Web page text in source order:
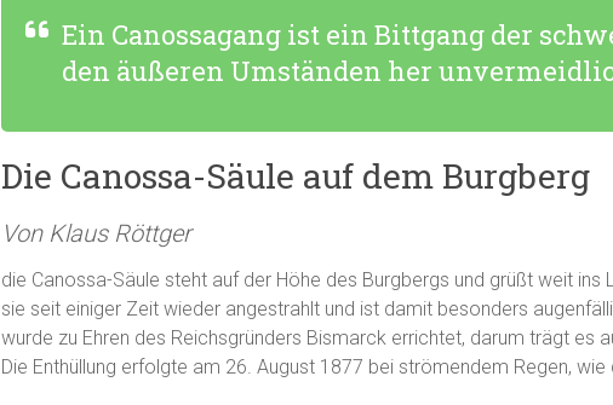
Ein Canossagang ist ein Bittgang der
den äußeren Umständen her
Die Canossa-Säule auf dem Burgberg
Von Klaus Röttger
die Canossa-Säule steht auf der Höhe des Burgbergs und grüßt weit ins
sie seit einiger Zeit wieder angestrahlt und ist damit besonders
wurde zu Ehren des Reichsgründers Bismarck errichtet, darum trägt es
Die Enthüllung erfolgte am 26. August 1877 bei strömendem Regen,